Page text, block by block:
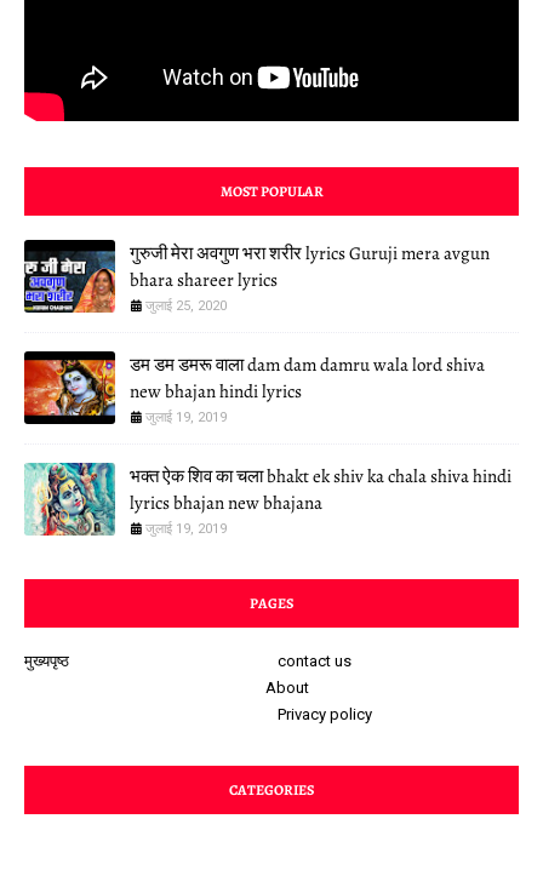
MOST POPULAR
गुरुजी मेरा अवगुण भरा शरीर lyrics Guruji mera avgun
bhara shareer lyrics
जुलाई 25, 2020
डम डम डमरू वाला dam dam damru wala lord shiva
new bhajan hindi lyrics
जुलाई 19, 2019
भक्त ऐक शिव का चला bhakt ek shiv ka chala shiva hindi
lyrics bhajan new bhajana
जुलाई 19, 2019
PAGES
मुख्यपृष्ठ
contact us
About
Privacy policy
CATEGORIES